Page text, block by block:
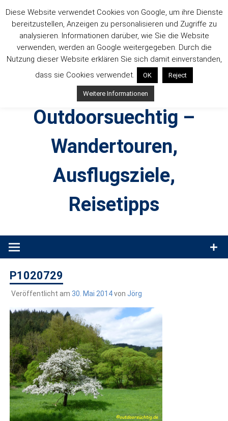
Inhalt
springen
Outdoorsuechtig –
Wandertouren,
Ausflugsziele,
Reisetipps
Produkttests und Buchrezensionen. Ein Blog für alle, die gern
P1020729
Veröffentlicht am 30. Mai 2014von Jörg
Diese Website verwendet Cookies von Google, um ihre Dienste
bereitzustellen, Anzeigen zu personalisieren und Zugriffe zu
analysieren. Informationen darüber, wie Sie die Website
verwenden, werden an Google weitergegeben. Durch die
Nutzung dieser Website erklären Sie sich damit einverstanden,
dass sie Cookies verwendet.
OK Reject
Weitere Informationen